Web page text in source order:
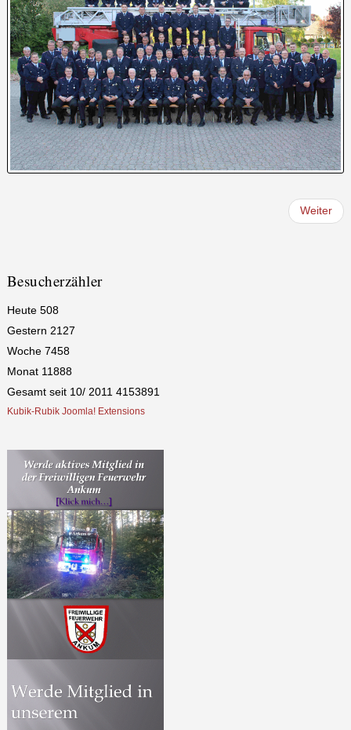
Weiter
Besucherzähler
Heute 508
Gestern 2127
Woche 7458
Monat 11888
Gesamt seit 10/ 2011 4153891
Kubik-Rubik Joomla! Extensions